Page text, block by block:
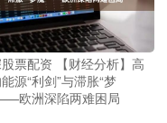
票配资 【财经分析】高
源“利剑”与滞胀“梦
欧洲深陷两难困局